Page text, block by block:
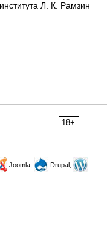
Л. К. Рамзин
18+
Joomla,
Drupal,